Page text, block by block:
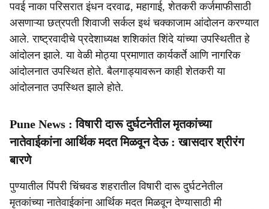
पवई नाका परिसरात इंधन दरवाढ, महागाई, शेतकरी कर्जमाफीसाठी
असणाऱ्या छत्रपती शिवाजी सर्कल इथं चक्काजाम आंदोलन करण्यात
आले. राष्ट्रवादीचे प्रदेशाध्यक्ष शशिकांत शिंदे यांच्या उपस्थितीत हे
आंदोलन झाले. या वेळी मोठ्या प्रमाणात कार्यकर्ते आणि नागरिक
आंदोलनात उपस्थित होते. बैलगाड्यावरून काही शेतकरी या
आंदोलनात उपस्थित झाले होते.
Pune News : विषारी दारू दुर्घटनेतील मृतकांच्या
नातेवाईकांना आर्थिक मदत मिळवून देऊ : खासदार श्रीरंग
बारणे
पुण्यातील पिंपरी चिंचवड शहरातील विषारी दारू दुर्घटनेतील
मृतकांच्या नातेवाईकांना आर्थिक मदत मिळवून देण्यासाठी मी